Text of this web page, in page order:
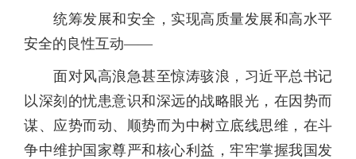
统筹发展和安全，实现高质量发展和高水平
安全的良性互动——
面对风高浪急甚至惊涛骇浪，习近平总书记
以深刻的忧患意识和深远的战略眼光，在因势而
谋、应势而动、顺势而为中树立底线思维，在斗
争中维护国家尊严和核心利益，牢牢掌握我国发